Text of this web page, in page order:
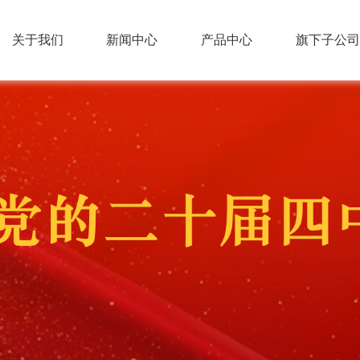
关于我们 新闻中心 产品中心 旗下子公司